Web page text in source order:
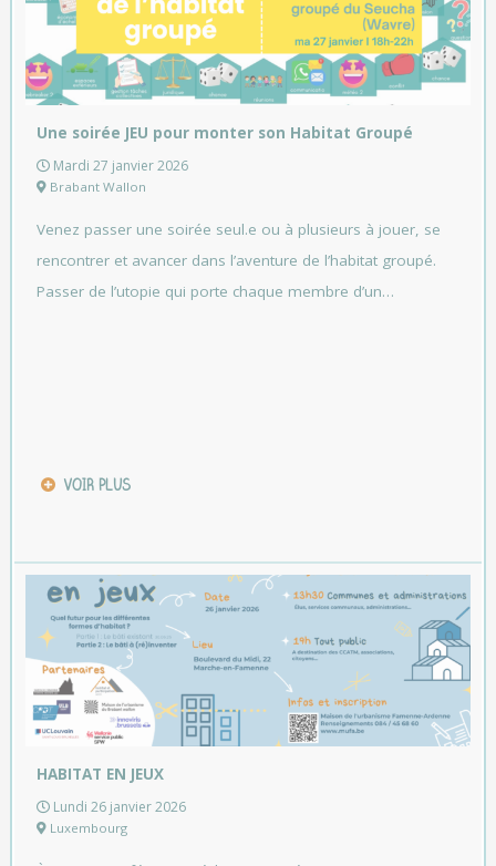
Une soirée JEU pour monter son Habitat Groupé
Mardi 27 janvier 2026
Brabant Wallon
Venez passer une soirée seul.e ou à plusieurs à jouer, se
rencontrer et avancer dans l’aventure de l’habitat groupé.
Passer de l’utopie qui porte chaque membre d’un…
VOIR PLUS
HABITAT EN JEUX
Lundi 26 janvier 2026
Luxembourg